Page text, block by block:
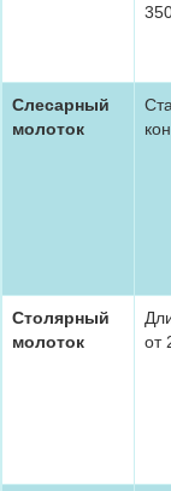
Слесарный
молоток
Столярный
молоток
от